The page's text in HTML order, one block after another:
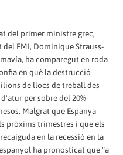
del primer ministre grec,
FMI, Dominique Strauss-
ha comparegut en roda
en què la destrucció
de llocs de treball des
per sobre del 20%-
Malgrat que Espanya
pròxims trimestres i que els
en la recessió en la
ha pronosticat que "a